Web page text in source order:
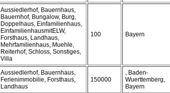
Aussiedlerhof, Bauernhaus,
Bauernhof, Bungalow, Burg,
Doppelhaus, Einfamilienhaus,
EinfamilienhausmitELW,
Forsthaus, Landhaus,
Mehrfamilienhaus, Muehle,
Reiterhof, Schloss, Sonstiges,
Villa
100 Bayern
Aussiedlerhof, Bauernhaus,
Ferienimmobilie, Forsthaus,
Landhaus
150000
, Baden-
Wuerttemberg,
Bayern